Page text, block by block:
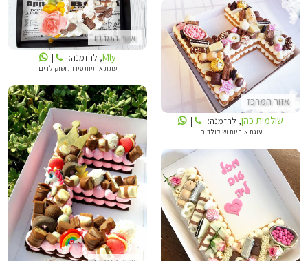
אזור המרכז
Mly, להזמנה: |
עוגת אותיות פירות ושוקולדים
אזור המרכז
שולמית כהן
שולמית כהן, להזמנה: |
עוגת אותיות ושוקולדים
MLY
LOLLIPOP